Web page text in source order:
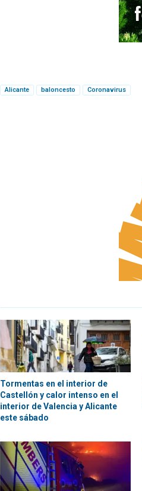
Alicante baloncesto Coronavirus
Tormentas en el interior de
Castellón y calor intenso en el
interior de Valencia y Alicante
este sábado